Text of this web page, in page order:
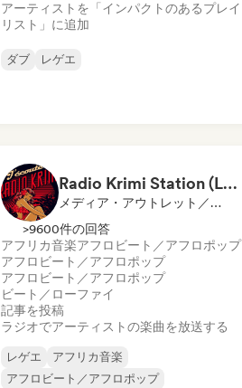
アーティストを「インパクトのあるプレイ
リスト」に追加
ダブ レゲエ
Radio Krimi Station (La Radio)
メディア・アウトレット／ジャーナリスト, ラジオ局
>9600件の回答
アフリカ音楽アフロビート／アフロポップ
アフロビート／アフロポップ
アフロビート／アフロポップ
ビート／ローファイ
記事を投稿
ラジオでアーティストの楽曲を放送する
レゲエ
アフリカ音楽
アフロビート／アフロポップ